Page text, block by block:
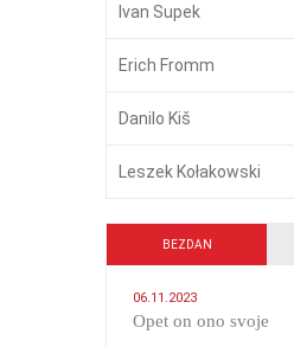
Ivan Supek
Erich Fromm
Danilo Kiš
Leszek Kołakowski
BEZDAN
06.11.2023
​Opet on ono svoje